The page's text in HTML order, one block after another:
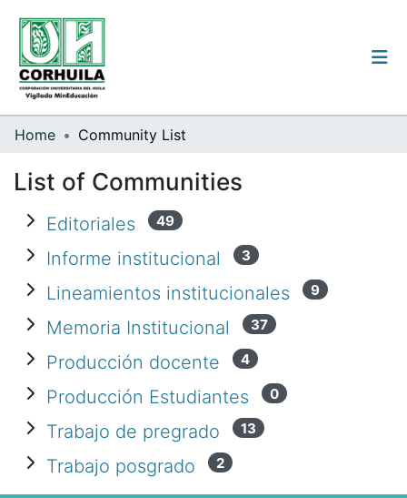
Institutional guidelines
Communities & Collections
All of the repository
Log
(current)
Home Community List
List of Communities
Expand Editoriales
Editoriales 49
Expand Informe institucional
Informe institucional 3
Expand Lineamientos institucionales
Lineamientos institucionales 9
Expand Memoria Institucional
Memoria Institucional 37
Expand Producción docente
Producción docente 4
Expand Producción Estudiantes
Producción Estudiantes 0
Expand Trabajo de pregrado
Trabajo de pregrado 13
Expand Trabajo posgrado
Trabajo posgrado 2